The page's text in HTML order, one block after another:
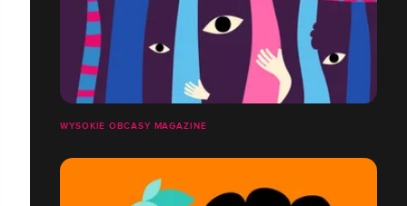
WYSOKIE OBCASY MAGAZINE